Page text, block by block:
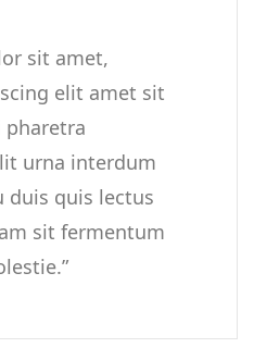
sit amet,
elit amet sit
urna interdum
duis quis lectus
sit fermentum